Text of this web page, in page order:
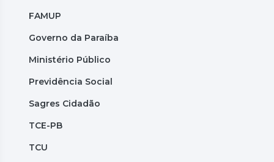
FAMUP
Governo da Paraíba
Ministério Público
Previdência Social
Sagres Cidadão
TCE-PB
TCU